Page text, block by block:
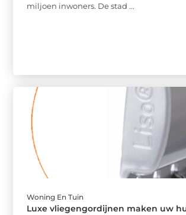
miljoen inwoners. De stad ...
Woning En Tuin
Luxe vliegengordijnen maken uw